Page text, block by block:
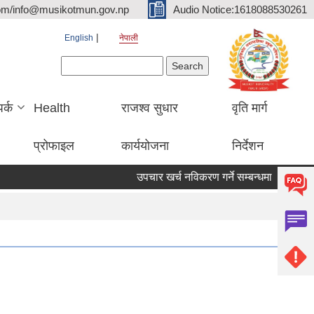
info@musikotmun.gov.np Audio Notice:1618088530261
English नेपाली
Health
प्रोफाइल
राजश्व सुधार
कार्ययोजना
वृति मार्ग
निर्देशन
उपचार खर्च नविकरण गर्ने सम्बन्धमा